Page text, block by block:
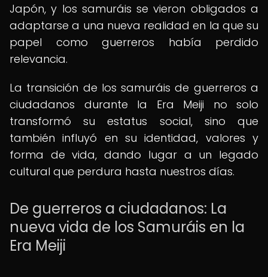
Japón, y los samuráis se vieron obligados a
adaptarse a una nueva realidad en la que su
papel como guerreros había perdido
relevancia.
La transición de los samuráis de guerreros a
ciudadanos durante la Era Meiji no solo
transformó su estatus social, sino que
también influyó en su identidad, valores y
forma de vida, dando lugar a un legado
cultural que perdura hasta nuestros días.
De guerreros a ciudadanos: La
nueva vida de los Samuráis en la
Era Meiji